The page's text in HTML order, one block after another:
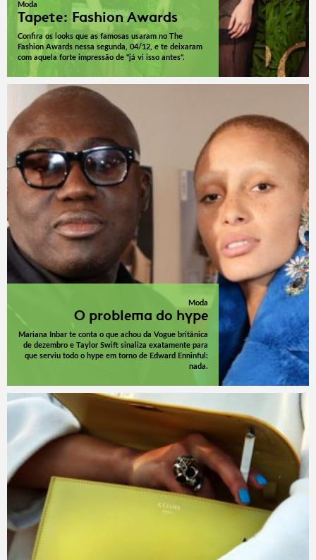
Moda
Tapete: Fashion Awards
Confira os looks que as famosas usaram no The
Fashion Awards nessa segunda, 04/12, e te deixaram
com aquela forte impressão de "já vi isso antes".
Moda
O problema do hype
Mariana Inbar te conta o que achou da Vogue britânica
de dezembro e Taylor Swift sinaliza exatamente para
que serviu todo o hype em torno de Edward Enninful:
nada.